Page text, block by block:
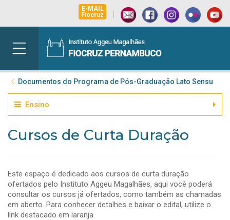
E-MAIL
Fiocruz
|
Documentos do Programa de Pós-Graduação Lato Sensu
Ensino
Cursos de Curta Duração
Este espaço é dedicado aos cursos de curta duração
ofertados pelo Instituto Aggeu Magalhães, aqui você poderá
consultar os cursos já ofertados, como também as chamadas
em aberto. Para conhecer detalhes e baixar o edital, utilize o
link destacado em laranja.